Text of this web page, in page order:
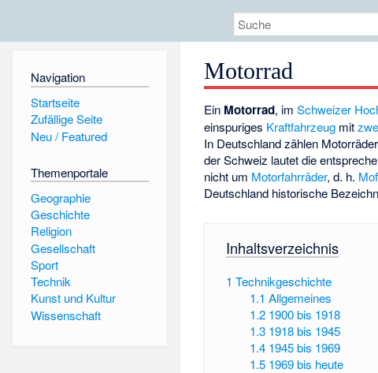
Navigation
Startseite
Zufällige Seite
Neu / Featured
Themenportale
Geographie
Geschichte
Religion
Gesellschaft
Sport
Technik
Kunst und Kultur
Wissenschaft
Motorrad
Ein Motorrad, imSchweizer
einspuriges Kraftfahrzeug mit
In Deutschland zählen
der Schweiz lautet die
nicht um Motorfahrräder, d. h.
Deutschland historische
Inhaltsverzeichnis
1 Technikgeschichte
1.1 Allgemeines
1.2 1900 bis 1918
1.3 1918 bis 1945
1.4 1945 bis 1969
1.5 1969 bis heute